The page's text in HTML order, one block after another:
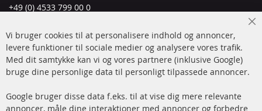
+49 (0) 4533 799 00 0
info@contra-automotive.de
www.contra-automotive.de
Facebook
Instagram
Hurtige links Kundeservice
Vi bruger cookies til at personalisere indhold og annoncer,
levere funktioner til sociale medier og analysere vores trafik.
Med dit samtykke kan vi og vores partnere (inklusive Google)
bruge dine personlige data til personligt tilpassede annoncer.
Google bruger disse data f.eks. til at vise dig mere relevante
annoncer, måle dine interaktioner med annoncer og forbedre